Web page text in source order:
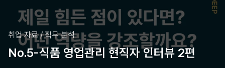
취업 자료/직무 분석
No.5-식품 영업관리 현직자 인터뷰 2편